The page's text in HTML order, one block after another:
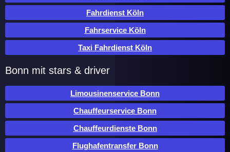
Fahrdienst Köln
Fahrservice Köln
Taxi Fahrdienst Köln
Bonn mit stars & driver
Limousinenservice Bonn
Chauffeurservice Bonn
Chauffeurdienste Bonn
Flughafentransfer Bonn